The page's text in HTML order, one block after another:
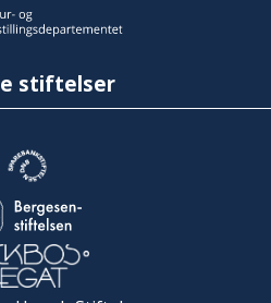
stiftelser